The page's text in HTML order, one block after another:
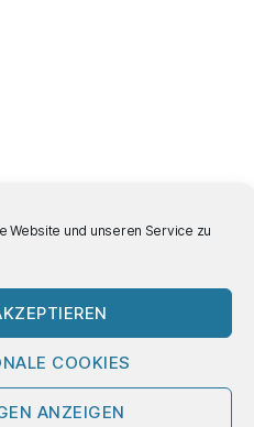
Website und unseren Service zu
COOKIES
ANZEIGEN
Nach oben↑